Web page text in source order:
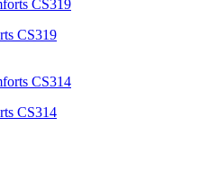
CS319
CS314